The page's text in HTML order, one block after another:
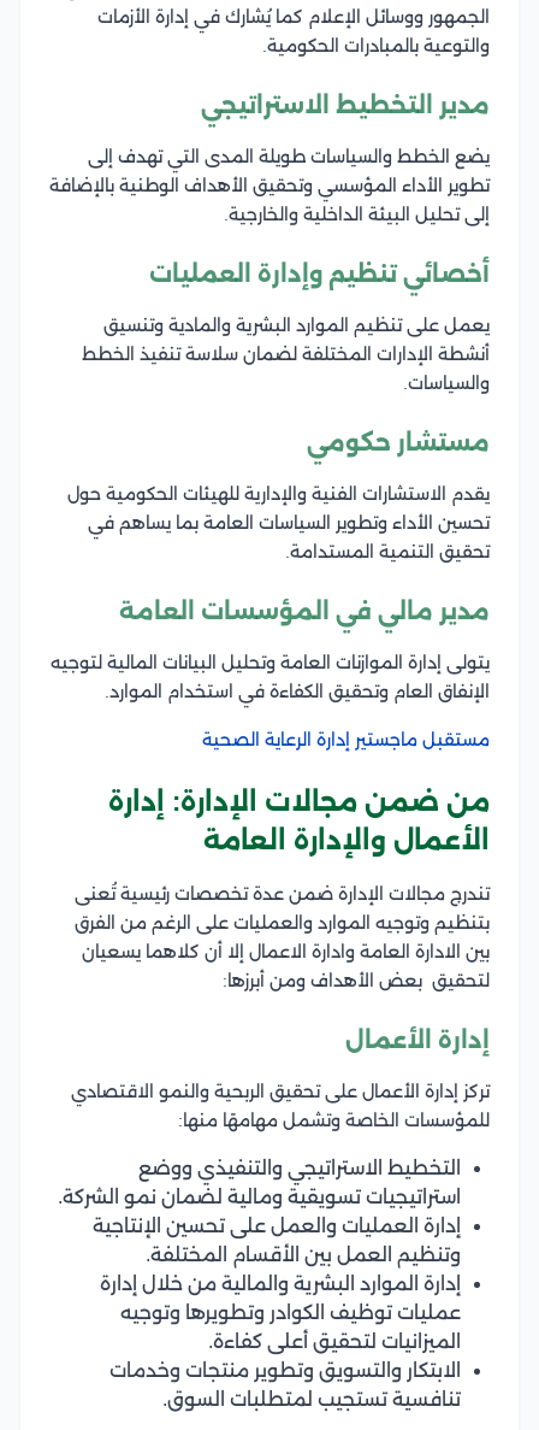
الجمهور ووسائل الإعلام كما يُشارك في إدارة الأزمات
والتوعية بالمبادرات الحكومية.
مدير التخطيط الاستراتيجي
يضع الخطط والسياسات طويلة المدى التي تهدف إلى
تطوير الأداء المؤسسي وتحقيق الأهداف الوطنية بالإضافة
إلى تحليل البيئة الداخلية والخارجية.
أخصائي تنظيم وإدارة العمليات
يعمل على تنظيم الموارد البشرية والمادية وتنسيق
أنشطة الإدارات المختلفة لضمان سلاسة تنفيذ الخطط
والسياسات.
مستشار حكومي
يقدم الاستشارات الفنية والإدارية للهيئات الحكومية حول
تحسين الأداء وتطوير السياسات العامة بما يساهم في
تحقيق التنمية المستدامة.
مدير مالي في المؤسسات العامة
يتولى إدارة الموازنات العامة وتحليل البيانات المالية لتوجيه
الإنفاق العام وتحقيق الكفاءة في استخدام الموارد.
مستقبل ماجستير إدارة الرعاية الصحية
من ضمن مجالات الإدارة: إدارة
الأعمال والإدارة العامة
تندرج مجالات الإدارة ضمن عدة تخصصات رئيسية تُعنى
بتنظيم وتوجيه الموارد والعمليات على الرغم من الفرق
بين الادارة العامة وادارة الاعمال إلا أن كلاهما يسعيان
لتحقيق بعض الأهداف ومن أبرزها:
إدارة الأعمال
تركز إدارة الأعمال على تحقيق الربحية والنمو الاقتصادي
للمؤسسات الخاصة وتشمل مهامهًا منها:
التخطيط الاستراتيجي والتنفيذي ووضع
استراتيجيات تسويقية ومالية لضمان نمو الشركة.
إدارة العمليات والعمل على تحسين الإنتاجية
وتنظيم العمل بين الأقسام المختلفة.
إدارة الموارد البشرية والمالية من خلال إدارة
عمليات توظيف الكوادر وتطويرها وتوجيه
الميزانيات لتحقيق أعلى كفاءة.
الابتكار والتسويق وتطوير منتجات وخدمات
تنافسية تستجيب لمتطلبات السوق.